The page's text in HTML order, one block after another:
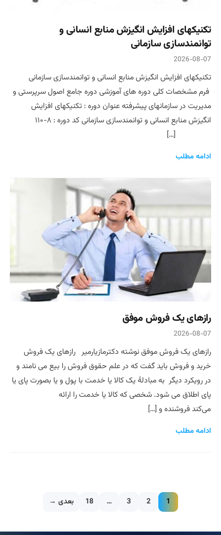
تکنیکهای افزایش انگیزش منابع انسانی و
توانمندسازی سازمانی
2026-08-07
تکنیکهای افزایش انگیزش منابع انسانی و توانمندسازی سازمانی
فرم مشخصات کلی دوره های آموزشی دوره جامع اصول سرپرستی و
مدیریت در سازمانهای پیشرفته عنوان دوره : تکنیکهای افزایش
[…]
ادامه مطلب
رازهای یک فروش موفق
2026-08-07
رازهای یک فروش موفق نوشته دکترمازیارمیر رازهای یک فروش
خرید و فروش باید گفت که در علم حقوق فروش را بیع می نامند و
در رویکرد دیگر به مبادلهٔ یک کالا یا خدمت با پول و یا بصورت پای یا
پای اطلاق می شود. شخصی که کالا یا خدمت را ارائه
می‌کند فروشنده و […]
ادامه مطلب
1
2
3
…
18 بعدی →